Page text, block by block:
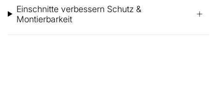
Einschnitte verbessern Schutz &
Montierbarkeit